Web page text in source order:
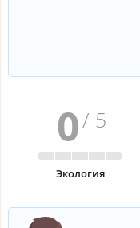
0/ 5
Экология